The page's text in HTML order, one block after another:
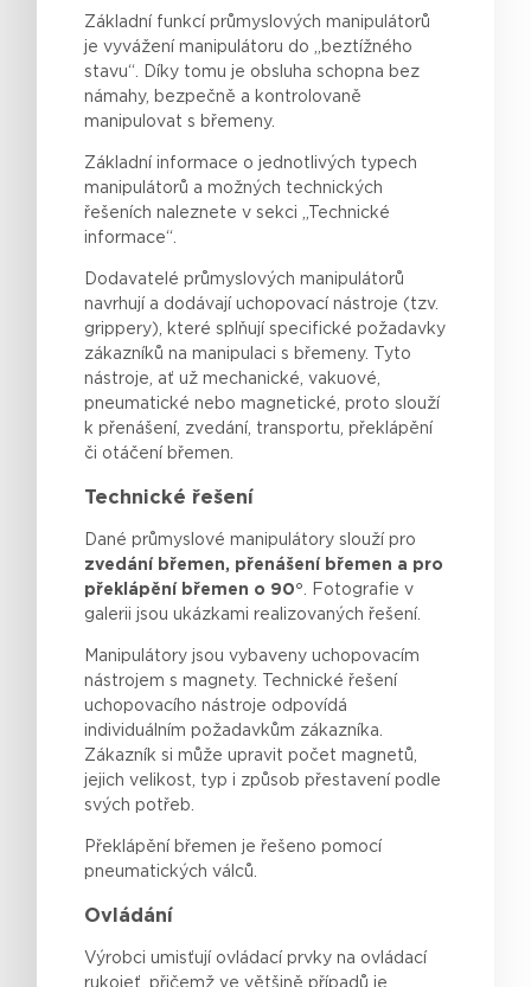
Základní funkcí průmyslových manipulátorů
je vyvážení manipulátoru do „beztížného
stavu“. Díky tomu je obsluha schopna bez
námahy, bezpečně a kontrolovaně
manipulovat s břemeny.
Základní informace o jednotlivých typech
manipulátorů a možných technických
řešeních naleznete v sekci „Technické
informace“.
Dodavatelé průmyslových manipulátorů
navrhují a dodávají uchopovací nástroje ( tzv.
grippery), které splňují specifické požadavky
zákazníků namanipulaci s břemeny. Tyto
nástroje, ať už mechanické,vakuové,
pneumatické nebo magnetické,proto slouží
kpřenášení, zvedání, transportu,překlápění
či otáčení břemen.
Technické řešení
Dané průmyslové manipulátory slouží pro
zvedání břemen, přenášení břemen a pro
překlápění břemen o 90°. Fotografie v
galerii jsou ukázkami realizovaných řešení.
Manipulátory jsou vybaveny uchopovacím
nástrojem s magnety. Technické řešení
uchopovacího nástroje odpovídá
individuálním požadavkům zákazníka.
Zákazník si může upravit počet magnetů,
jejich velikost, typ i způsob přestavení podle
svých potřeb.
Překlápění břemen je řešeno pomocí
pneumatických válců.
Ovládání
Výrobci umisťují ovládací prvky na ovládací
rukojeť ,přičemž ve většině případů je